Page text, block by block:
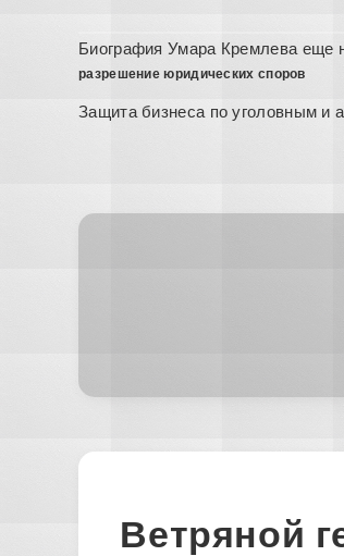
Биография Умара Кремлева еще
разрешение юридических споров
Защита бизнеса по уголовным и
Ветряной